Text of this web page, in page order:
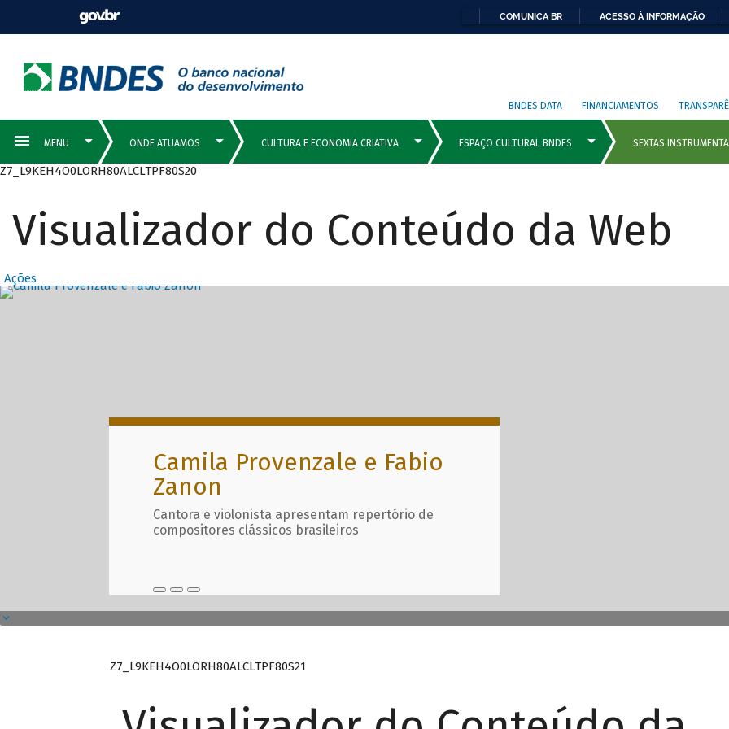
COMUNICA BR ACESSO À INFORMAÇÃO
BNDES DATA FINANCIAMENTOS
Z7_L9KEH4O0LORH80ALCLTPF80S20
Visualizador do Conteúdo da Web
Ações
Destaques Principais com
Camila Provenzale e Fabio
Zanon
Cantora e violonista apresentam repertório de
compositores clássicos brasileiros
Z7_L9KEH4O0LORH80ALCLTPF80S21